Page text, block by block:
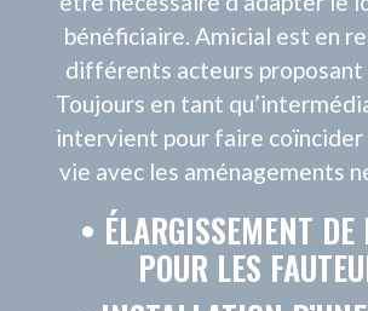
NOUS REJOINDRE
Nous suivre sur les réseaux sociaux